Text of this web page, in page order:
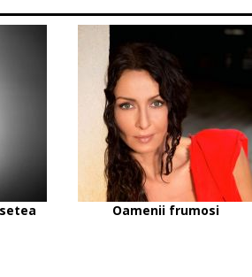
Oamenii frumosi